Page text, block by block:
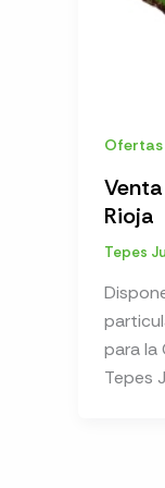
Ofertas
Rioja
Tepes
para la
Tepes